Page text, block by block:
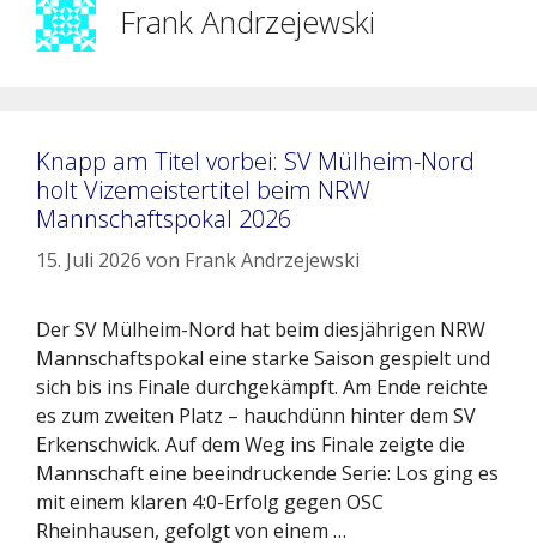
Frank Andrzejewski
Knapp am Titel vorbei: SV Mülheim-Nord
holt Vizemeistertitel beim NRW
Mannschaftspokal 2026
15. Juli 2026 von Frank Andrzejewski
Der SV Mülheim-Nord hat beim diesjährigen NRW
Mannschaftspokal eine starke Saison gespielt und
sich bis ins Finale durchgekämpft. Am Ende reichte
es zum zweiten Platz – hauchdünn hinter dem SV
Erkenschwick. Auf dem Weg ins Finale zeigte die
Mannschaft eine beeindruckende Serie: Los ging es
mit einem klaren 4:0-Erfolg gegen OSC
Rheinhausen, gefolgt von einem …